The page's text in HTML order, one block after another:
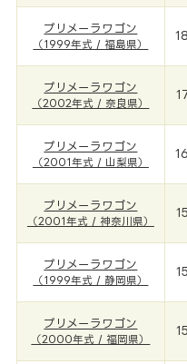
プリメーラワゴン
（1999年式 / 福島県）
プリメーラワゴン
（2002年式 / 奈良県）
プリメーラワゴン
（2001年式 / 山梨県）
プリメーラワゴン
（2001年式 / 神奈川県）
プリメーラワゴン
（1999年式 / 静岡県）
プリメーラワゴン
（2000年式 / 福岡県）